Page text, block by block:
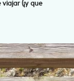
(¡y que